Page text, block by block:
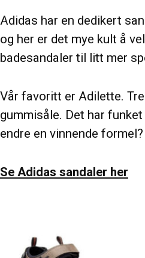
Adidas har en dedikert
og her er det mye kult å
badesandaler til litt mer
Vår favoritt er Adilette.
gummisåle. Det har
endre en vinnende formel?
Se Adidas sandaler her